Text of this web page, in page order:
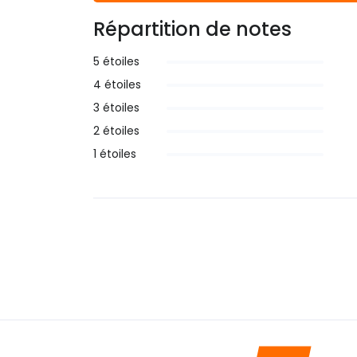
Répartition de notes
5 étoiles
4 étoiles
3 étoiles
2 étoiles
1 étoiles